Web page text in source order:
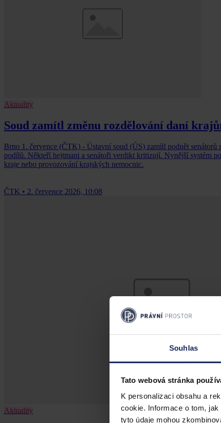
Souhlas
Tato webová stránka
K personalizaci obsahu a
cookie. Informace o tom,
tyto údaje mohou
Aktuality
Soud zamítl změnu rozdělování daní
Brno 1. července (ČTK) - Ústavní soud (ÚS) zamítl podnět senátorů
podílů. Někteří hejtmani a senátoři verdikt kritizují. Nynější systém
kraje nebo provozování krajských nemocnic.
ČTK • 2. července 2026, 10:08
Aktuality